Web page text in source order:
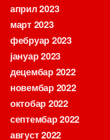
април 2023
март 2023
фебруар 2023
јануар 2023
децембар 2022
новембар 2022
октобар 2022
септембар 2022
август 2022